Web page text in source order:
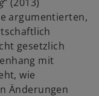
argumentierten,
gesetzlich
mit
wie
Änderungen